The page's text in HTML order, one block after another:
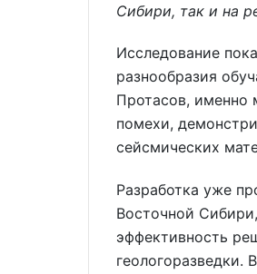
Сибири, так и на
Исследование
разнообразия
Протасов, именно
помехи,
сейсмических
Разработка уже
Восточной
эффективность
геологоразведки.